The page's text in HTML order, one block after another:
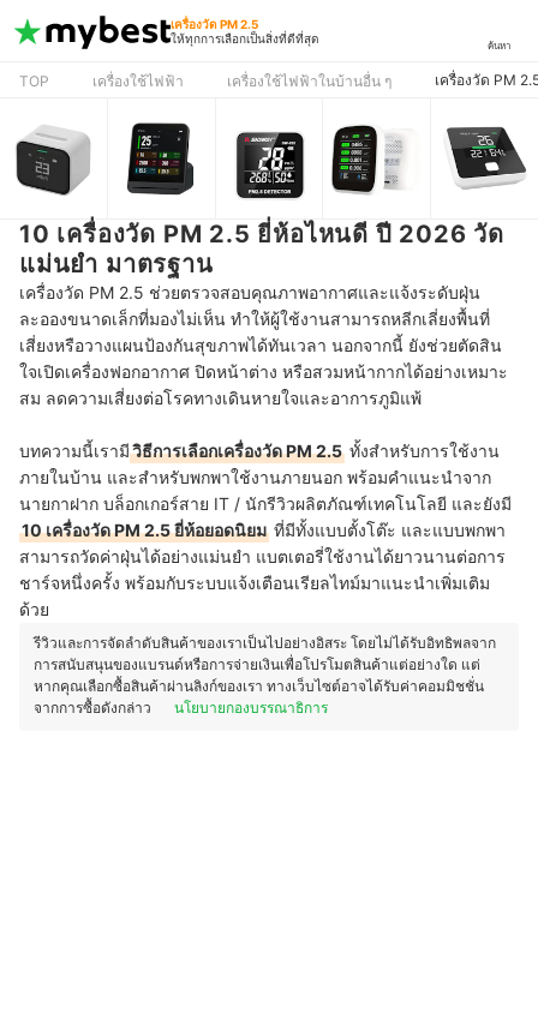
เครื่องวัด PM 2.5
ให้ทุกการเลือกเป็นสิ่งที่ดีที่สุด
ค้นหา
TOP เครื่องใช้ไฟฟ้า เครื่องใช้ไฟฟ้าในบ้านอื่น ๆ เครื่องวัด PM
10 เครื่องวัด PM 2.5 ยี่ห้อไหนดี ปี 2026 วัด
แม่นยำ มาตรฐาน
เครื่องวัด PM 2.5 ช่วยตรวจสอบคุณภาพอากาศและแจ้งระดับฝุ่น
ละอองขนาดเล็กที่มองไม่เห็น ทำให้ผู้ใช้งานสามารถหลีกเลี่ยงพื้นที่
เสี่ยงหรือวางแผนป้องกันสุขภาพได้ทันเวลา นอกจากนี้ ยังช่วยตัดสิน
ใจเปิดเครื่องฟอกอากาศ ปิดหน้าต่าง หรือสวมหน้ากากได้อย่างเหมาะ
สม ลดความเสี่ยงต่อโรคทางเดินหายใจและอาการภูมิแพ้
บทความนี้เรามีวิธีการเลือกเครื่องวัด PM 2.5 ทั้งสำหรับการใช้งาน
ภายในบ้าน และสำหรับพกพาใช้งานภายนอก พร้อมคำแนะนำจาก
นายกาฝาก บล็อกเกอร์สาย IT / นักรีวิวผลิตภัณฑ์เทคโนโลยี และยังมี
10 เครื่องวัด PM 2.5 ยี่ห้อยอดนิยม ที่มีทั้งแบบตั้งโต๊ะ และแบบพกพา
สามารถวัดค่าฝุ่นได้อย่างแม่นยำ แบตเตอรี่ใช้งานได้ยาวนานต่อการ
ชาร์จหนึ่งครั้ง พร้อมกับระบบแจ้งเตือนเรียลไทม์มาแนะนำเพิ่มเติม
ด้วย
รีวิวและการจัดลำดับสินค้าของเราเป็นไปอย่างอิสระ โดยไม่ได้รับอิทธิพลจาก
การสนับสนุนของแบรนด์หรือการจ่ายเงินเพื่อโปรโมตสินค้าแต่อย่างใด แต่
หากคุณเลือกซื้อสินค้าผ่านลิงก์ของเรา ทางเว็บไซต์อาจได้รับค่าคอมมิชชั่น
จากการซื้อดังกล่าว
นโยบายกองบรรณาธิการ